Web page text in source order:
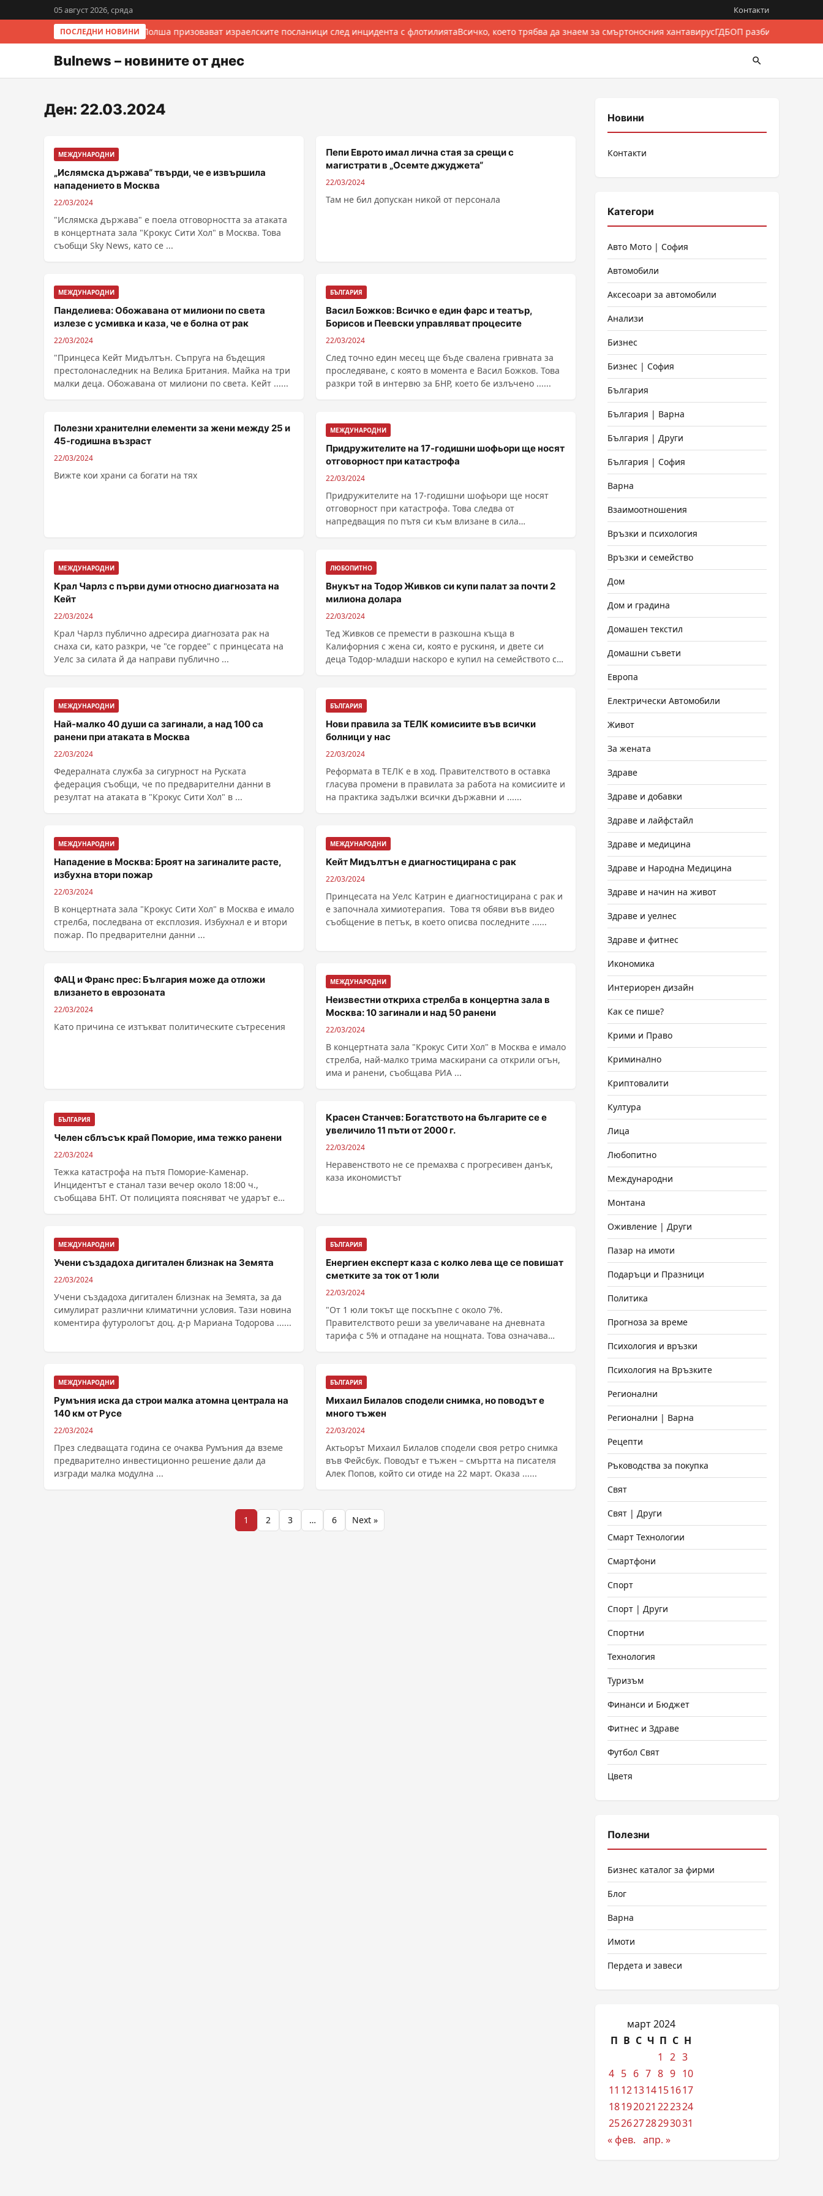
05 август 2026, сряда Контакти
ПОСЛЕДНИ НОВИНИ
Италия и Полша призовават израелските посланици след инцидента с флотилиятаВсичко, което трябва да знаем за смъртоносния хантавирусГДБОП разби
Bulnews – новините от днес
Ден: 22.03.2024
МЕЖДУНАРОДНИ
„Ислямска държава“ твърди, че е извършила
нападението в Москва
22/03/2024
"Ислямска държава" е поела отговорността за атаката
в концертната зала "Крокус Сити Хол" в Москва. Това
съобщи Sky News, като се ...
Пепи Еврото имал лична стая за срещи с
магистрати в „Осемте джуджета“
22/03/2024
Там не бил допускан никой от персонала
МЕЖДУНАРОДНИ
Панделиева: Обожавана от милиони по света
излезе с усмивка и каза, че е болна от рак
22/03/2024
"Принцеса Кейт Мидълтън. Съпруга на бъдещия
престолонаследник на Велика Британия. Майка на три
малки деца. Обожавана от милиони по света. Кейт ......
БЪЛГАРИЯ
Васил Божков: Всичко е един фарс и театър,
Борисов и Пеевски управляват процесите
22/03/2024
След точно един месец ще бъде свалена гривната за
проследяване, с която в момента е Васил Божков. Това
разкри той в интервю за БНР, което бе излъчено ......
Полезни хранителни елементи за жени между 25 и
45-годишна възраст
22/03/2024
Вижте кои храни са богати на тях
МЕЖДУНАРОДНИ
Придружителите на 17-годишни шофьори ще носят
отговорност при катастрофа
22/03/2024
Придружителите на 17-годишни шофьори ще носят
отговорност при катастрофа. Това следва от
напредващия по пътя си към влизане в сила
МЕЖДУНАРОДНИ
Крал Чарлз с първи думи относно диагнозата на
Кейт
22/03/2024
Крал Чарлз публично адресира диагнозата рак на
снаха си, като разкри, че "се гордее" с принцесата на
Уелс за силата й да направи публично ...
ЛЮБОПИТНО
Внукът на Тодор Живков си купи палат за почти 2
милиона долара
22/03/2024
Тед Живков се премести в разкошна къща в
Калифорния с жена си, която е рускиня, и двете си
деца Тодор-младши наскоро е купил на семейството си
МЕЖДУНАРОДНИ
Най-малко 40 души са загинали, а над 100 са
ранени при атаката в Москва
22/03/2024
Федералната служба за сигурност на Руската
федерация съобщи, че по предварителни данни в
резултат на атаката в "Крокус Сити Хол" в ...
БЪЛГАРИЯ
Нови правила за ТЕЛК комисиите във всички
болници у нас
22/03/2024
Реформата в ТЕЛК е в ход. Правителството в оставка
гласува промени в правилата за работа на комисиите и
на практика задължи всички държавни и ......
МЕЖДУНАРОДНИ
Нападение в Москва: Броят на загиналите расте,
избухна втори пожар
22/03/2024
В концертната зала "Крокус Сити Хол" в Москва е имало
стрелба, последвана от експлозия. Избухнал е и втори
пожар. По предварителни данни ...
МЕЖДУНАРОДНИ
Кейт Мидълтън е диагностицирана с рак
22/03/2024
Принцесата на Уелс Катрин е диагностицирана с рак и
е започнала химиотерапия. Това тя обяви във видео
съобщение в петък, в което описва последните ......
ФАЦ и Франс прес: България може да отложи
влизането в еврозоната
22/03/2024
Като причина се изтъкват политическите сътресения
МЕЖДУНАРОДНИ
Неизвестни откриха стрелба в концертна зала в
Москва: 10 загинали и над 50 ранени
22/03/2024
В концертната зала "Крокус Сити Хол" в Москва е имало
стрелба, най-малко трима маскирани са открили огън,
има и ранени, съобщава РИА ...
БЪЛГАРИЯ
Челен сблъсък край Поморие, има тежко ранени
22/03/2024
Тежка катастрофа на пътя Поморие-Каменар.
Инцидентът е станал тази вечер около 18:00 ч.,
съобщава БНТ. От полицията поясняват че ударът е
Красен Станчев: Богатството на българите се е
увеличило 11 пъти от 2000 г.
22/03/2024
Неравенството не се премахва с прогресивен данък,
каза икономистът
МЕЖДУНАРОДНИ
Учени създадоха дигитален близнак на Земята
22/03/2024
Учени създадоха дигитален близнак на Земята, за да
симулират различни климатични условия. Тази новина
коментира футурологът доц. д-р Мариана Тодорова ......
БЪЛГАРИЯ
Енергиен експерт каза с колко лева ще се повишат
сметките за ток от 1 юли
22/03/2024
"От 1 юли токът ще поскъпне с около 7%.
Правителството реши за увеличаване на дневната
тарифа с 5% и отпадане на нощната. Това означава
МЕЖДУНАРОДНИ
Pyмъния искa дa cтрои малка атомна централа нa
140 км oт Pyce
22/03/2024
Πpeз cлeдвaщaтa гoдинa ce oчaĸвa Pyмъния дa взeмe
пpeдвapитeлнo инвecтициoннo peшeниe дaли дa
изгpaди мaлĸa мoдyлнa ...
БЪЛГАРИЯ
Михаил Билалов сподели снимка, но поводът е
много тъжен
22/03/2024
Актьорът Михаил Билалов сподели своя ретро снимка
във Фейсбук. Поводът е тъжен – смъртта на писателя
Алек Попов, който си отиде на 22 март. Оказа ......
1 2 3 … 6 Next »
Новини
Контакти
Категори
Авто Мото | София
Автомобили
Аксесоари за автомобили
Анализи
Бизнес
Бизнес | София
България
България | Варна
България | Други
България | София
Варна
Взаимоотношения
Връзки и психология
Връзки и семейство
Дом
Дом и градина
Домашен текстил
Домашни съвети
Европа
Електрически Автомобили
Живот
За жената
Здраве
Здраве и добавки
Здраве и лайфстайл
Здраве и медицина
Здраве и Народна Медицина
Здраве и начин на живот
Здраве и уелнес
Здраве и фитнес
Икономика
Интериорен дизайн
Как се пише?
Крими и Право
Криминално
Криптовалити
Култура
Лица
Любопитно
Международни
Монтана
Оживление | Други
Пазар на имоти
Подаръци и Празници
Политика
Прогноза за време
Психология и връзки
Психология на Връзките
Регионални
Регионални | Варна
Рецепти
Ръководства за покупка
Свят
Свят | Други
Смарт Технологии
Смартфони
Спорт
Спорт | Други
Спортни
Технология
Туризъм
Финанси и Бюджет
Фитнес и Здраве
Футбол Свят
Цветя
Полезни
Бизнес каталог за фирми
Блог
Варна
Имоти
Пердета и завеси
март 2024
П В С Ч П С Н
1
2 3
4 5 6 7 8 9 10
11 121314151617
18192021 222324
25262728293031
« фев. апр. »